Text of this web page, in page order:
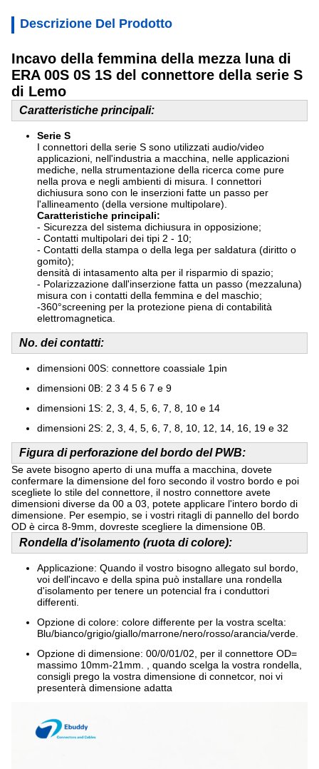
Descrizione Del Prodotto
Incavo della femmina della mezza luna di
ERA 00S 0S 1S del connettore della serie S
di Lemo
Caratteristiche principali:
Serie S
I connettori della serie S sono utilizzati audio/video
applicazioni, nell'industria a macchina, nelle applicazioni
mediche, nella strumentazione della ricerca come pure
nella prova e negli ambienti di misura. I connettori
dichiusura sono con le inserzioni fatte un passo per
l'allineamento (della versione multipolare).
Caratteristiche principali:
- Sicurezza del sistema dichiusura in opposizione;
- Contatti multipolari dei tipi 2 - 10;
- Contatti della stampa o della lega per saldatura (diritto o
gomito);
densità di intasamento alta per il risparmio di spazio;
- Polarizzazione dall'inserzione fatta un passo (mezzaluna)
misura con i contatti della femmina e del maschio;
-360°screening per la protezione piena di contabilità
elettromagnetica.
No. dei contatti:
dimensioni 00S: connettore coassiale 1pin
dimensioni 0B: 2 3 4 5 6 7 e 9
dimensioni 1S: 2, 3, 4, 5, 6, 7, 8, 10 e 14
dimensioni 2S: 2, 3, 4, 5, 6, 7, 8, 10, 12, 14, 16, 19 e 32
Figura di perforazione del bordo del PWB:
Se avete bisogno aperto di una muffa a macchina, dovete
confermare la dimensione del foro secondo il vostro bordo e poi
scegliete lo stile del connettore, il nostro connettore avete
dimensioni diverse da 00 a 03, potete applicare l'intero bordo di
dimensione. Per esempio, se i vostri ritagli di pannello del bordo
OD è circa 8-9mm, dovreste scegliere la dimensione 0B.
Rondella d'isolamento (ruota di colore):
Applicazione: Quando il vostro bisogno allegato sul bordo,
voi dell'incavo e della spina può installare una rondella
d'isolamento per tenere un potencial fra i conduttori
differenti.
Opzione di colore: colore differente per la vostra scelta:
Blu/bianco/grigio/giallo/marrone/nero/rosso/arancia/verde.
Opzione di dimensione: 00/0/01/02, per il connettore OD=
massimo 10mm-21mm. , quando scelga la vostra rondella,
consigli prego la vostra dimensione di connetcor, noi vi
presenterà dimensione adatta